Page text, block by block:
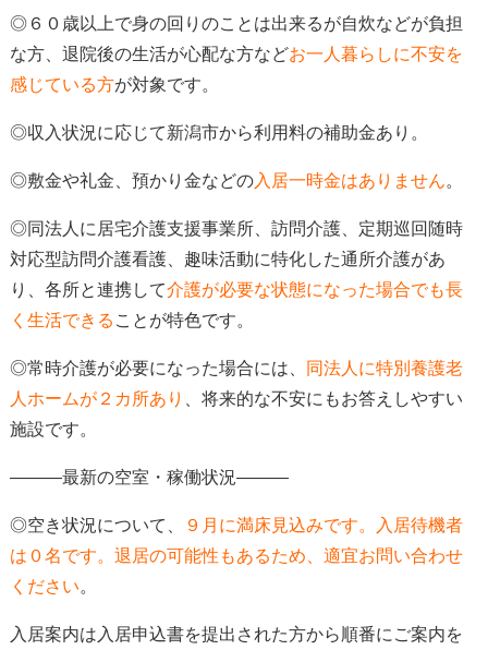
◎６０歳以上で身の回りのことは出来るが自炊などが負担
な方、退院後の生活が心配な方などお一人暮らしに不安を
感じている方が対象です。
◎収入状況に応じて新潟市から利用料の補助金あり。
◎敷金や礼金、預かり金などの入居一時金はありません。
◎同法人に居宅介護支援事業所、訪問介護、定期巡回随時
対応型訪問介護看護、趣味活動に特化した通所介護があ
り、各所と連携して介護が必要な状態になった場合でも長
く生活できる ことが特色です。
◎常時介護が必要になった場合には、
同法人に特別養護老
人ホームが２カ所あり
将来的な不安にもお答えしやすい
施設です。
―――最新の空室・稼働状況―――
◎空き状況について、 ９ 月に満床見込みです。入居待機者
は０名です。 退居の可能性もあるため、適宜お問い合わせ
ください。
入居案内は入居申込書を提出された方から順番にご案内を